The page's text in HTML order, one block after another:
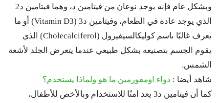
وبشكل عام فإنه يوجد نوعان من فيتامين د، وهما فيتامين د2
الذي يوجد عادة في الطعام، وفيتامين د3 (Vitamin D3) أو ما
يعرف غالبًا باسم كوليكالسيفيرول (Cholecalciferol) الذي
يقوم الجسم بتصنيعه بشكل طبيعي عندما يتعرض الجلد لأشعة
الشمس.
شاهد أيضا : دواء اومفورمين ما هو ولماذا يستخدم؟
كما أن فيتامين د3 يعد امنًا للاستخدام وبالأخص للأطفال،